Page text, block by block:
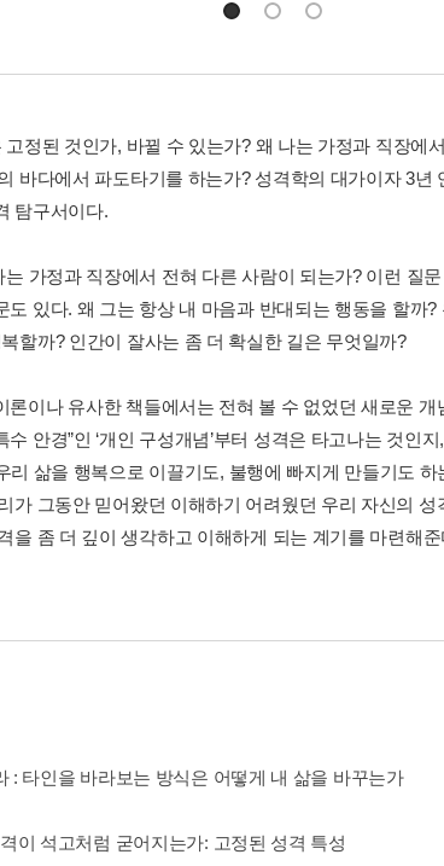
정된 것인가, 바뀔 수 있는가? 왜 나는 가정과 직장에
바다에서 파도타기를 하는가? 성격학의 대가이자 3년
탐구서이다.
가정과 직장에서 전혀 다른 사람이 되는가? 이런 질
도 있다. 왜 그는 항상 내 마음과 반대되는 행동을 할까
할까? 인간이 잘사는 좀 더 확실한 길은 무엇일까?
론이나 유사한 책들에서는 전혀 볼 수 없었던 새로운
안경”인 ‘개인 구성개념’부터 성격은 타고나는 것인
리 삶을 행복으로 이끌기도, 불행에 빠지게 만들기도
가 그동안 믿어왔던 이해하기 어려웠던 우리 자신의
을 좀 더 깊이 생각하고 이해하게 되는 계기를 마련해준
: 타인을 바라보는 방식은 어떻게 내 삶을 바꾸는가
이 석고처럼 굳어지는가: 고정된 성격 특성